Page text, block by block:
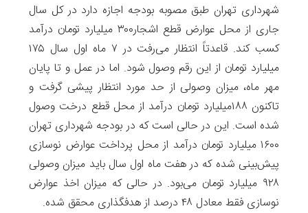
شهرداری تهران طبق مصوبه بودجه اجازه دارد در کل سال‌
جاری از محل عوارض قطع اشجار۳۰۰‌ میلیارد تومان درآمد
میلیارد تومان از این رقم وصول شود. اما در عمل و تا پایان
مهر ماه، میزان وصولی از حد مورد انتظار پیشی گرفت و
تاکنون ۱۸۸‌میلیارد تومان درآمد از محل قطع درخت وصول
شده است. این در حالی است که در بودجه شهرداری تهران
۱۶۰۰‌ میلیارد تومان درآمد از محل پرداخت عوارض نوسازی
پیش‌بینی شده که در هفت ماه اول سال باید میزان وصولی
۹۲۸‌ میلیارد تومان می‌بود. در حالی که میزان اخذ عوارض
نوسازی فقط معادل ۴۸‌ درصد از هدفگذاری محقق شده.